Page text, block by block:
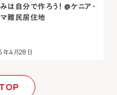
は自分で作ろう！ @ケニア・
難民居住地
4月28日